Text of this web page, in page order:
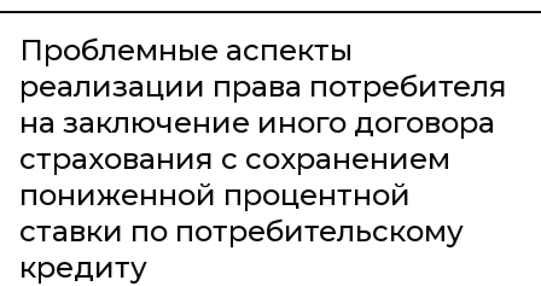
Проблемные аспекты
реализации права потребителя
на заключение иного договора
страхования с сохранением
пониженной процентной
ставки по потребительскому
кредиту